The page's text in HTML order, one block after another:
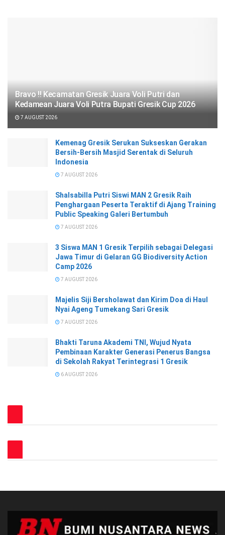
Bravo !! Kecamatan Gresik Juara Voli Putri dan
Kedamean Juara Voli Putra Bupati Gresik Cup 2026
7 AUGUST 2026
Kemenag Gresik Serukan Sukseskan Gerakan
Bersih-Bersih Masjid Serentak di Seluruh
Indonesia
7 AUGUST 2026
Shalsabilla Putri Siswi MAN 2 Gresik Raih
Penghargaan Peserta Teraktif di Ajang Training
Public Speaking Galeri Bertumbuh
7 AUGUST 2026
3 Siswa MAN 1 Gresik Terpilih sebagai Delegasi
Jawa Timur di Gelaran GG Biodiversity Action
Camp 2026
7 AUGUST 2026
Majelis Siji Bersholawat dan Kirim Doa di Haul
Nyai Ageng Tumekang Sari Gresik
7 AUGUST 2026
Bhakti Taruna Akademi TNI, Wujud Nyata
Pembinaan Karakter Generasi Penerus Bangsa
di Sekolah Rakyat Terintegrasi 1 Gresik
6 AUGUST 2026